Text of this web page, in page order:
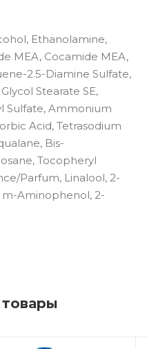
Ethanolamine,
MEA, Cocamide MEA,
2.5-Diamine Sulfate,
Stearate SE,
Sulfate, Ammonium
Acid, Tetrasodium
Bis-
Tocopheryl
Parfum, Linalool, 2-
m-Aminophenol, 2-